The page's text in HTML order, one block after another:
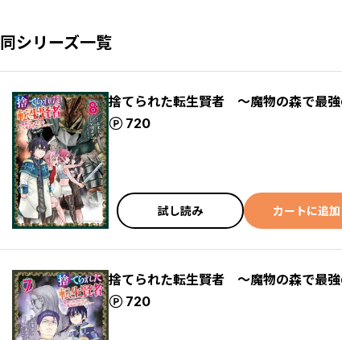
同シリーズ一覧
捨てられた転生賢者 ～魔物の森で最強
720
ポイント
試し読み カートに追加
捨てられた転生賢者 ～魔物の森で最強
720
ポイント